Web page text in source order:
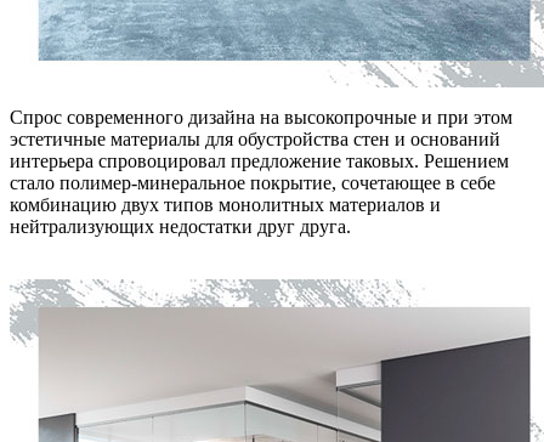
Спрос современного дизайна на высокопрочные и при этом
эстетичные материалы для обустройства стен и оснований
интерьера спровоцировал предложение таковых. Решением
стало полимер-минеральное покрытие, сочетающее в себе
комбинацию двух типов монолитных материалов и
нейтрализующих недостатки друг друга.